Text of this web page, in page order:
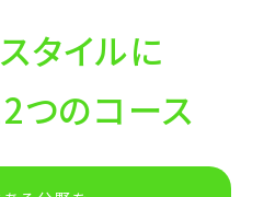
タイルに
つのコース